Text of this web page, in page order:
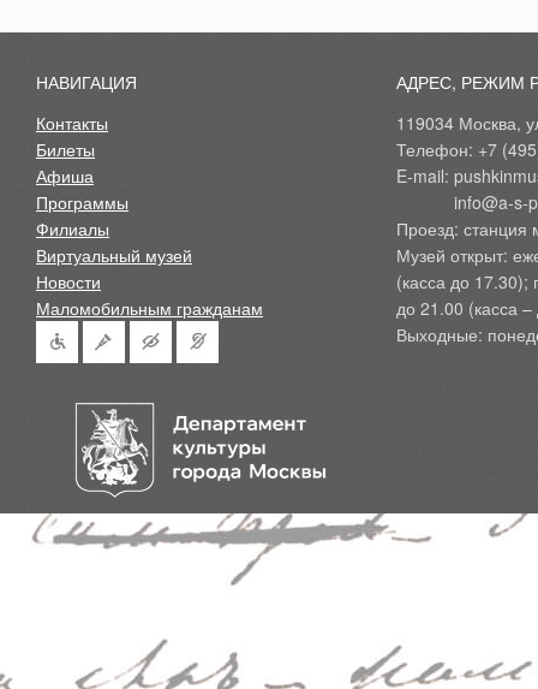
НАВИГАЦИЯ
Контакты
Билеты
Афиша
Программы
Филиалы
Виртуальный музей
Новости
Маломобильным гражданам
АДРЕС, РЕЖИМ
119034 Москва,
Телефон: +7
E-mail:
Проезд: станция
Музей открыт:
(касса до 17.30);
до 21.00 (касса
Выходные: